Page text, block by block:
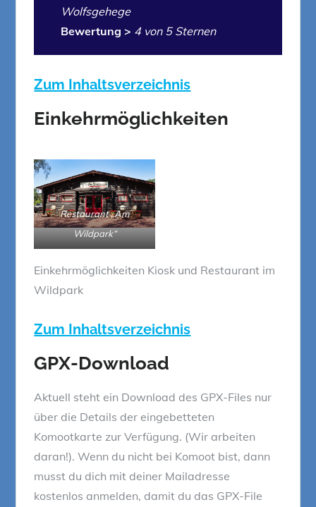
Wolfsgehege
Bewertung > 4 von 5 Sternen
Zum Inhaltsverzeichnis
Einkehrmöglichkeiten
Restaurant „Am
Wildpark“
Einkehrmöglichkeiten Kiosk und Restaurant im
Wildpark
Zum Inhaltsverzeichnis
GPX-Download
Aktuell steht ein Download des GPX-Files nur
über die Details der eingebetteten
Komootkarte zur Verfügung. (Wir arbeiten
daran!). Wenn du nicht bei Komoot bist, dann
musst du dich mit deiner Mailadresse
kostenlos anmelden, damit du das GPX-File